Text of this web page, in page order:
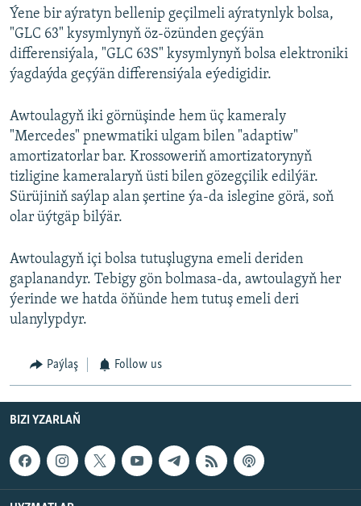
Ýene bir aýratyn bellenip geçilmeli aýratynlyk bolsa,
"GLC 63" kysymlynyň öz-özünden geçýän
differensiýala, "GLC 63S" kysymlynyň bolsa elektroniki
ýagdaýda geçýän differensiýala eýedigidir.
Awtoulagyň iki görnüşinde hem üç kameraly
"Mercedes" pnewmatiki ulgam bilen "adaptiw"
amortizatorlar bar. Krossoweriň amortizatorynyň
tizligine kameralaryň üsti bilen gözegçilik edilýär.
Sürüjiniň saýlap alan şertine ýa-da islegine görä, soň
olar üýtgäp bilýär.
Awtoulagyň içi bolsa tutuşlugyna emeli deriden
gaplanandyr. Tebigy gön bolmasa-da, awtoulagyň her
ýerinde we hatda öňünde hem tutuş emeli deri
ulanylypdyr.
Paýlaş Follow us
BIZI YZARLAŇ